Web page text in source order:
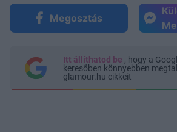
Megosztás
Itt állíthatod be , hogy a
keresőben könnyebben
glamour.hu cikkeit